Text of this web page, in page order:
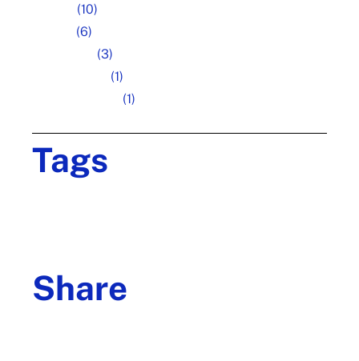
(10)
(6)
(3)
(1)
(1)
Tags
Share